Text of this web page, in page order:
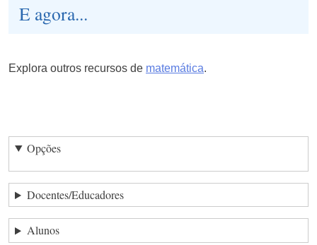
E agora...
Explora outros recursos de matemática.
Opções
Docentes/Educadores
Alunos